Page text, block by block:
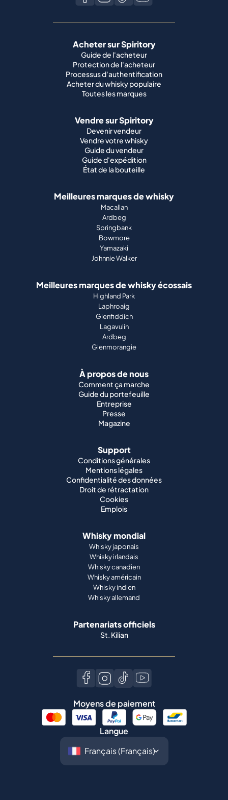
Acheter sur Spiritory
Guide de l'acheteur
Protection de l'acheteur
Processus d'authentification
Acheter du whisky populaire
Toutes les marques
Vendre sur Spiritory
Devenir vendeur
Vendre votre whisky
Guide du vendeur
Guide d'expédition
État de la bouteille
Meilleures marques de whisky
Macallan
Ardbeg
Springbank
Bowmore
Yamazaki
Johnnie Walker
Meilleures marques de whisky écossais
Highland Park
Laphroaig
Glenfiddich
Lagavulin
Ardbeg
Glenmorangie
À propos de nous
Comment ça marche
Guide du portefeuille
Entreprise
Presse
Magazine
Support
Conditions générales
Mentions légales
Confidentialité des données
Droit de rétractation
Cookies
Emplois
Whisky mondial
Whisky japonais
Whisky irlandais
Whisky canadien
Whisky américain
Whisky indien
Whisky allemand
Partenariats officiels
St. Kilian
Moyens de paiement
Langue